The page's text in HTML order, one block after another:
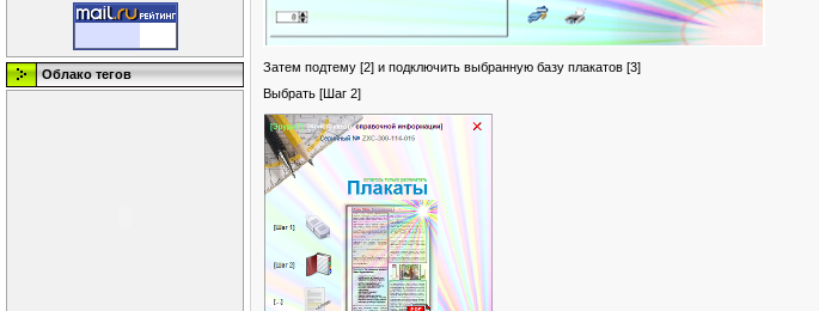
Облако тегов
Затем подтему [2] и подключить выбранную базу плакатов [3]
Выбрать [Шаг 2]